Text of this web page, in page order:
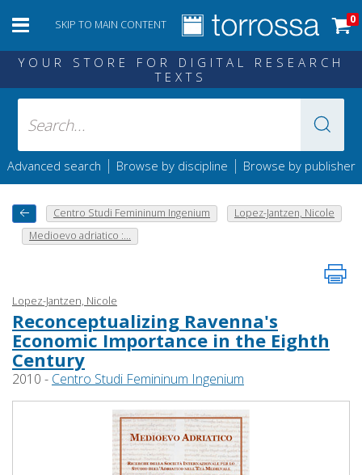
SKIP TO MAIN CONTENT 0
YOUR STORE FOR DIGITAL RESEARCH
TEXTS
Advanced search | Browse by discipline | Browse by publisher
Centro Studi Femininum Ingenium
Lopez-Jantzen, Nicole
Medioevo adriatico :...
Lopez-Jantzen, Nicole
Reconceptualizing Ravenna's
Economic Importance in the Eighth
Century
2010 - Centro Studi Femininum Ingenium